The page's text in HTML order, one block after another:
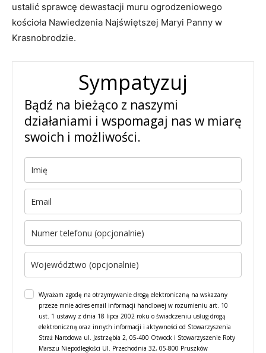
ustalić sprawcę dewastacji muru ogrodzeniowego
kościoła Nawiedzenia Najświętszej Maryi Panny w
Krasnobrodzie.
Sympatyzuj
Bądź na bieżąco z naszymi
działaniami i wspomagaj nas w miarę
swoich i możliwości.
Wyrażam zgodę na otrzymywanie drogą elektroniczną na wskazany
przeze mnie adres email informacji handlowej w rozumieniu art. 10
ust. 1 ustawy z dnia 18 lipca 2002 roku o świadczeniu usług drogą
elektroniczną oraz innych informacji i aktywności od Stowarzyszenia
Straż Narodowa ul. Jastrzębia 2, 05-400 Otwock i Stowarzyszenie Roty
Marszu Niepodległości Ul. Przechodnia 32, 05-800 Pruszków